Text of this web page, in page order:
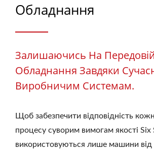
Для Оптимальної
Продуктивності
Обладнання
Залишаючись На Передовій
Обладнання Завдяки
Виробничим Системам.
Щоб забезпечити відповідність
процесу суворим вимогам якості Six
використовуються лише машини від